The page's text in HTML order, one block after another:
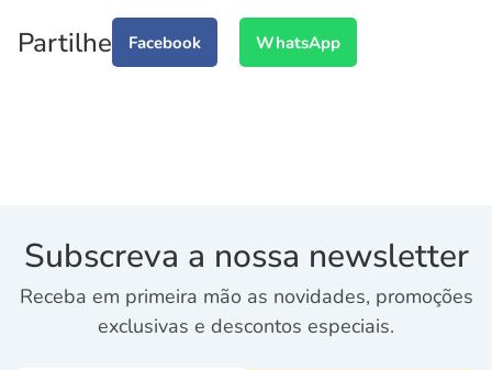
Partilhe Facebook WhatsApp
Subscreva a nossa newsletter
Receba em primeira mão as novidades, promoções
exclusivas e descontos especiais.